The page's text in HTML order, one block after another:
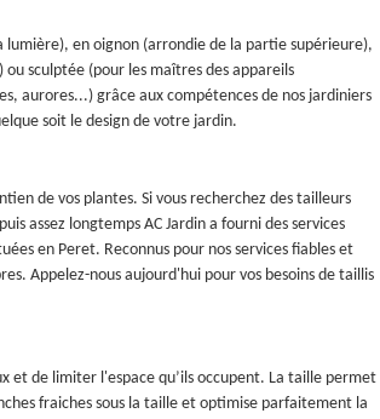
lumière), en oignon (arrondie de la partie supérieure),
sculptée (pour les maîtres des appareils
aurores...) grâce aux compétences de nos jardiniers
soit le design de votre jardin.
de vos plantes. Si vous recherchez des tailleurs
assez longtemps AC Jardin a fourni des services
en Peret. Reconnus pour nos services fiables et
Appelez-nous aujourd'hui pour vos besoins de taillis
et de limiter l'espace qu’ils occupent. La taille permet
fraiches sous la taille et optimise parfaitement la